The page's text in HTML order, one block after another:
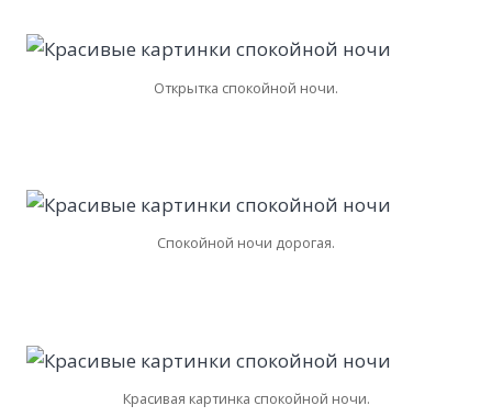
Открытка спокойной ночи.
Спокойной ночи дорогая.
Красивая картинка спокойной ночи.